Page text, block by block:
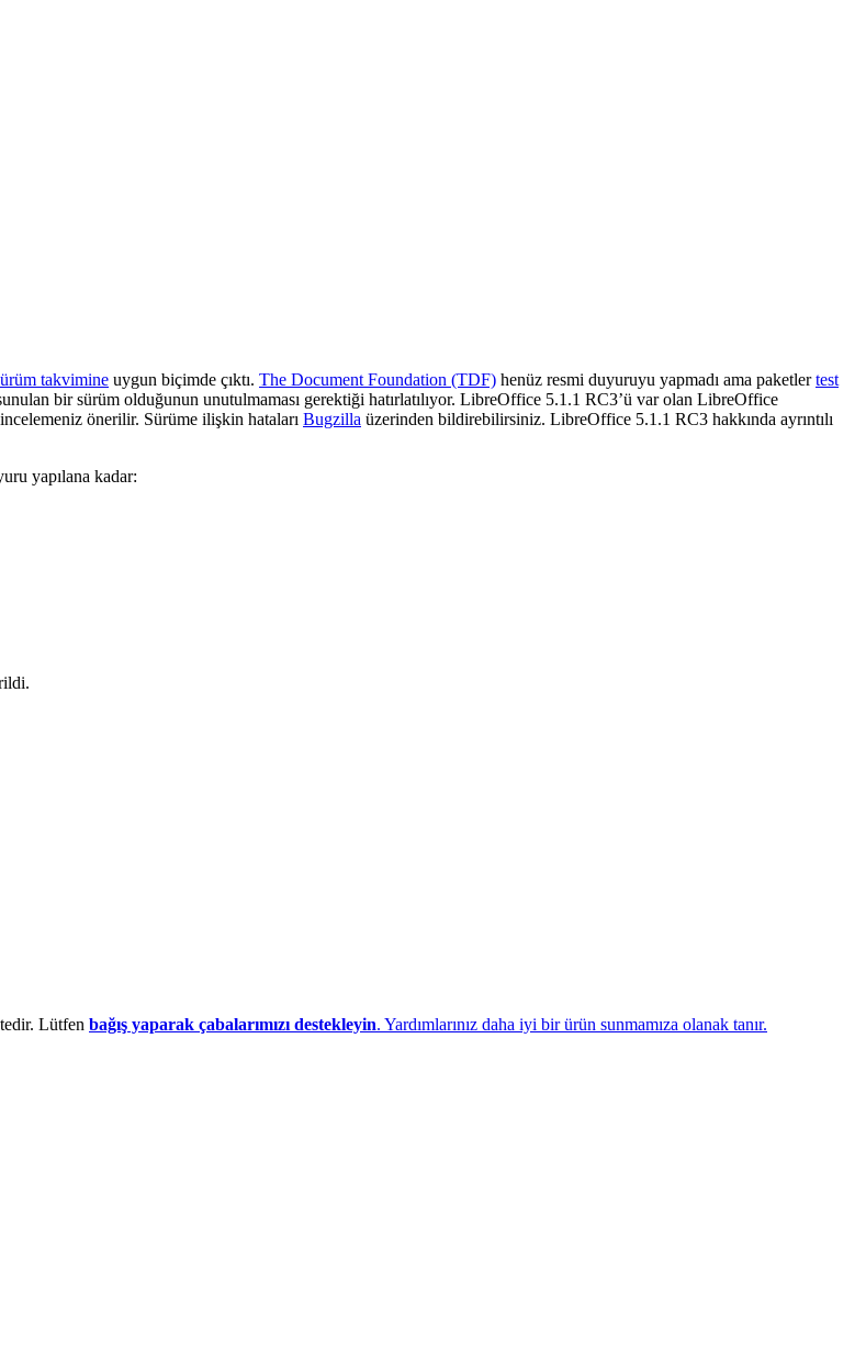
takvimine uygun biçimde çıktı. The Document Foundation (TDF) henüz resmi duyuruyu yapmadı ama paketlertest
bir sürüm olduğunun unutulmaması gerektiği hatırlatılıyor. LibreOffice 5.1.1 RC3’ü var olan LibreOffice
incelemeniz önerilir. Sürüme ilişkin hataları Bugzilla üzerinden bildirebilirsiniz. LibreOffice 5.1.1 RC3 hakkında ayrıntılı
yapılana kadar:
Lütfen bağış yaparak çabalarımızı destekleyin. Yardımlarınız daha iyi bir ürün sunmamıza olanak tanır.